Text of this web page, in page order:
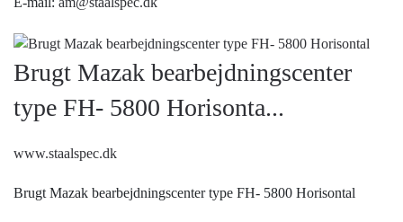
Brugt Mazak bearbejdningscenter
type FH- 5800 Horisonta...
www.staalspec.dk
Brugt Mazak bearbejdningscenter type FH- 5800 Horisontal